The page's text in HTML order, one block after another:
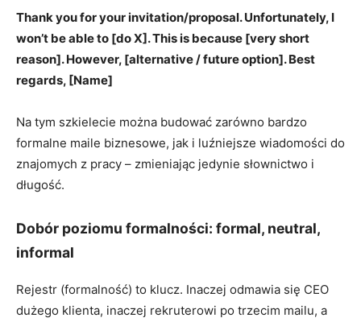
Thank you for your invitation/proposal. Unfortunately, I
won’t be able to [do X]. This is because [very short
reason]. However, [alternative / future option]. Best
regards, [Name]
Na tym szkielecie można budować zarówno bardzo
formalne maile biznesowe, jak i luźniejsze wiadomości do
znajomych z pracy – zmieniając jedynie słownictwo i
długość.
Dobór poziomu formalności: formal, neutral,
informal
Rejestr (formalność) to klucz. Inaczej odmawia się CEO
dużego klienta, inaczej rekruterowi po trzecim mailu, a